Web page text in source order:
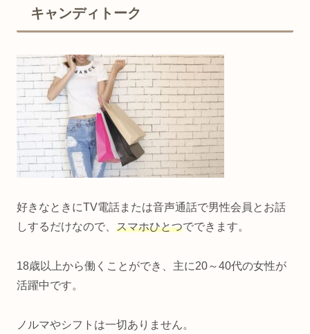
キャンディトーク
好きなときにTV電話または音声通話で男性会員とお話
しするだけなので、 スマホひとつでできます。
18歳以上から働くことができ、主に20～40代の女性が
活躍中です。
ノルマやシフトは一切ありません。